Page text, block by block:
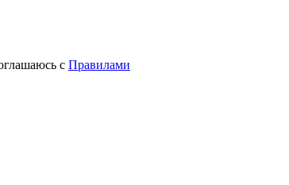
с Правилами